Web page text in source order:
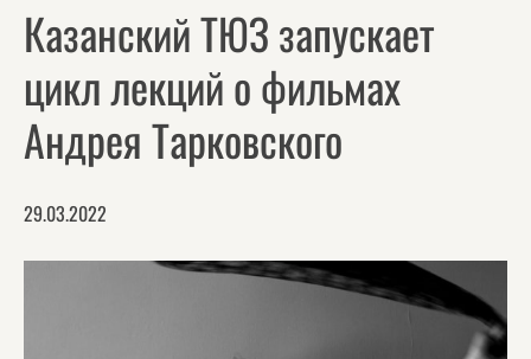
Казанский ТЮЗ запускает
цикл лекций о фильмах
Андрея Тарковского
29.03.2022